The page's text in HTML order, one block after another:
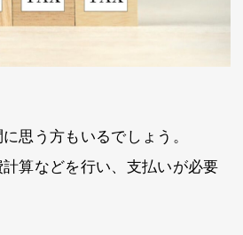
思う方もいるでしょう。
算などを行い、支払いが必要